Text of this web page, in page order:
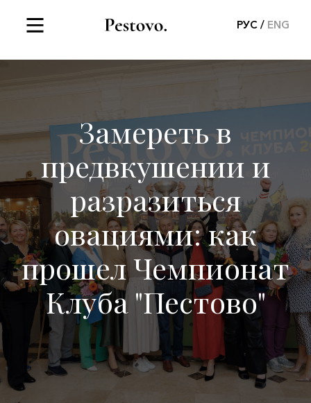
РУС ENG
Замереть в
предвкушении и
разразиться
овациями: как
прошел Чемпионат
Клуба "Пестово"